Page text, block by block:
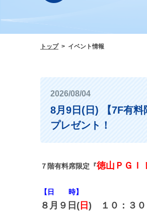
トップ イベント情報
2026/08/04
8月9日(日) 【7F有料
プレゼント！
７階有料席限定『徳山ＰＧＩ
【日 時】
８月９日( 日 ) １０：３０